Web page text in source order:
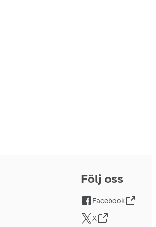
Följ oss
Facebook
X